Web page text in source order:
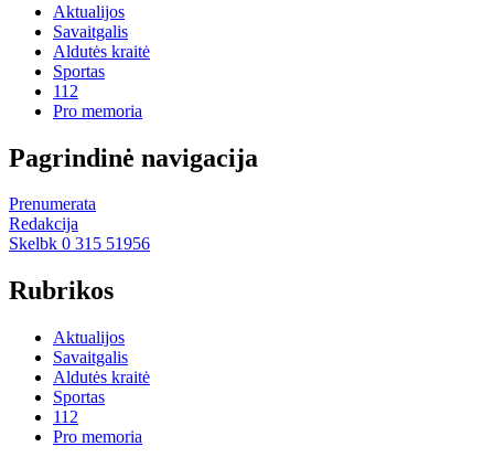
Aktualijos
Savaitgalis
Aldutės kraitė
Sportas
112
Pro memoria
Pagrindinė navigacija
Prenumerata
Redakcija
Skelbk 0 315 51956
Rubrikos
Aktualijos
Savaitgalis
Aldutės kraitė
Sportas
112
Pro memoria